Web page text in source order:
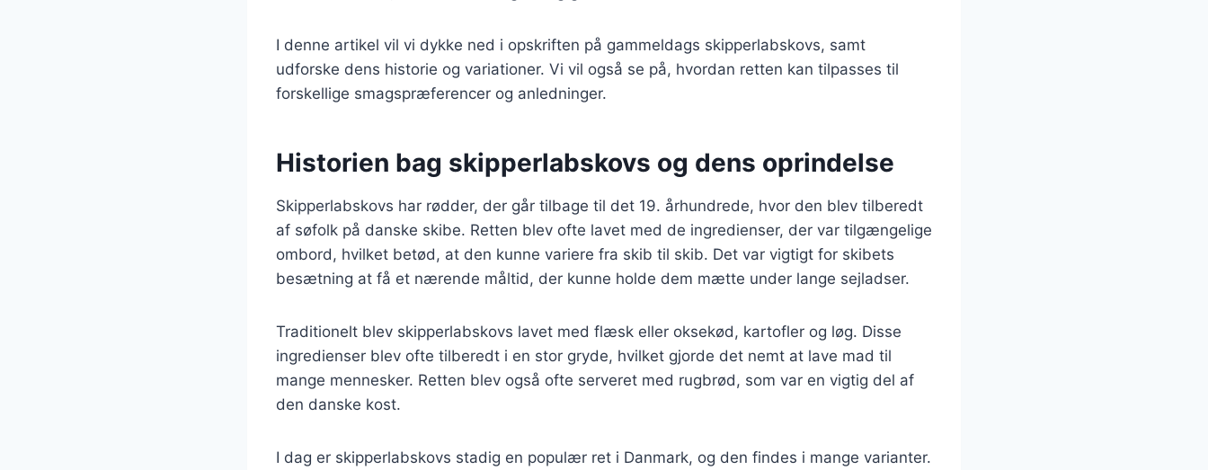
I denne artikel vil vi dykke ned i opskriften på gammeldags skipperlabskovs, samt
udforske dens historie og variationer. Vi vil også se på, hvordan retten kan tilpasses til
forskellige smagspræferencer og anledninger.
Historien bag skipperlabskovs og dens oprindelse
Skipperlabskovs har rødder, der går tilbage til det 19. århundrede, hvor den blev tilberedt
af søfolk på danske skibe. Retten blev ofte lavet med de ingredienser, der var tilgængelige
ombord, hvilket betød, at den kunne variere fra skib til skib. Det var vigtigt for skibets
besætning at få et nærende måltid, der kunne holde dem mætte under lange sejladser.
Traditionelt blev skipperlabskovs lavet med flæsk eller oksekød, kartofler og løg. Disse
ingredienser blev ofte tilberedt i en stor gryde, hvilket gjorde det nemt at lave mad til
mange mennesker. Retten blev også ofte serveret med rugbrød, som var en vigtig del af
den danske kost.
I dag er skipperlabskovs stadig en populær ret i Danmark, og den findes i mange varianter.